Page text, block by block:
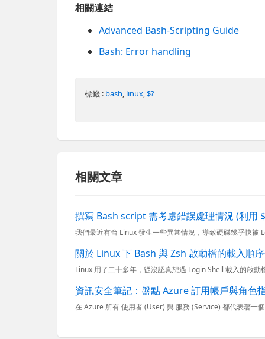
相關連結
Advanced Bash-Scripting Guide
Bash: Error handling
標籤 : bash, linux,$?
相關文章
撰寫 Bash script 需考慮錯誤處理情況 (利用
關於 Linux 下 Bash 與 Zsh 啟動檔的載入順
資訊安全筆記：盤點 Azure 訂用帳戶與角色